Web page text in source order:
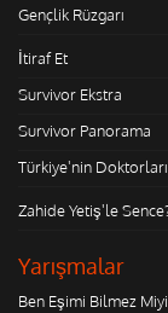
Gençlik Rüzgarı
İtiraf Et
Survivor Ekstra
Survivor Panorama
Türkiye'nin Doktorları
Zahide Yetiş'le
Yarışmalar
Ben Eşimi Bilmez